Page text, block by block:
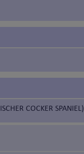
COCKER SPANIEL)